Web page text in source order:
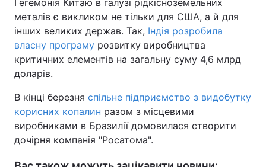
Гегемонія Китаю в галузі рідкісноземельних
металів є викликом не тільки для США, а й для
інших великих держав. Так, Індія розробила
власну програму розвитку виробництва
критичних елементів на загальну суму 4,6 млрд
доларів.
В кінці березня спільне підприємство з видобутку
корисних копалин разом з місцевими
виробниками в Бразилії домовилася створити
дочірня компанія "Росатома".